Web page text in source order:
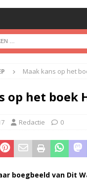
Maak kans op het
op het boek
Redactie 0
boegbeeld van Dit